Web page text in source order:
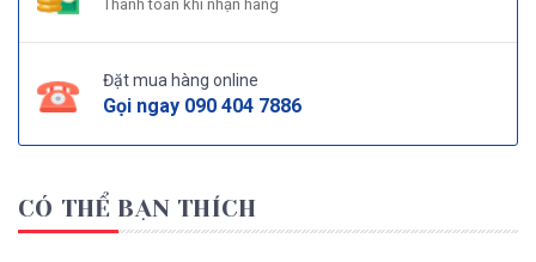
Thanh toán khi nhận hàng
Đặt mua hàng online
Gọi ngay 090 404 7886
CÓ THỂ BẠN THÍCH